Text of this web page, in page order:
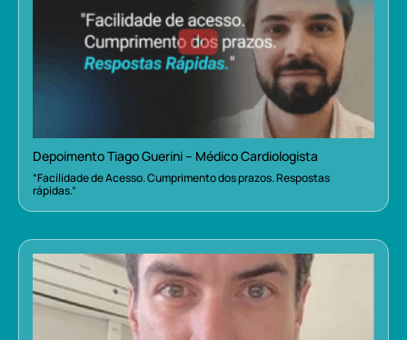
Depoimento Tiago Guerini – Médico Cardiologista
“Facilidade de Acesso. Cumprimento dos prazos. Respostas
rápidas.”